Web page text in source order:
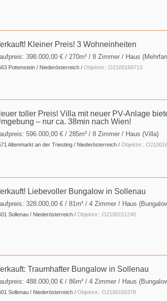
Kleiner Preis! 3 Wohneinheiten
398.000,00 € / 270m² / 8 Zimmer / Haus
Pottenstein / Niederösterreich / Objektnr.: O2100166713
toller Preis! Villa mit neuer PV-Anlage
– nur ca. 38min nach Wien!
596.000,00 € / 285m² / 8 Zimmer / Haus (Villa)
Altenmarkt an der Triesting / Niederösterreich / Objektnr.:
Liebevoller Bungalow in Sollenau
328.000,00 € / 81m² / 4 Zimmer / Haus
Sollenau / Niederösterreich / Objektnr.: O2100151240
Traumhafter Bungalow in Sollenau
488.000,00 € / 86m² / 4 Zimmer / Haus
Sollenau / Niederösterreich / Objektnr.: O2100150378